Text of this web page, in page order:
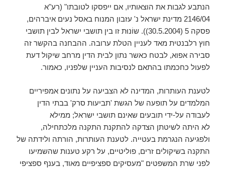
הנתבע לגבות את הוצאותיו, אם ייפסקו לטובתו" (רע"א
2146/04 מדינת ישראל נ' עזבון המנוח באסל נעים איברהים,
פסקה 5 (30.5.2004)). שוֹנוּת זו בין תושבי ישראל לבין תושבי
חוץ רלבנטית מאד לעניין הטלת ערובה. ההבחנה בהקשר זה
סבירה אפוא, לבטח כאשר נתון לבית הדין מרחב שיקול דעת
לפעול כחכמתו בהתאם לנסיבות העניין שלפניו, כאמור.
לטענת העותרות, המדינה לא הצביעה על נתונים אמפיריים
המלמדים על תופעה של הגשת 'תביעות סרק' בבתי הדין
לעבודה על-ידי תובעים שאינם תושבי ישראל; ממילא
לא היתה לשיטתן הצדקה להתקנת התקנה מלכתחילה,
ולפגיעה הנגרמת בעטייה. לטענת העותרות, הורתה ולידתה של
התקנה בשיקולים זרים, פוליטיים, על רקע טענות שהשמיעו
לפני שרת המשפטים "מעסיקים ספציפיים מאוד, בענף ספציפי